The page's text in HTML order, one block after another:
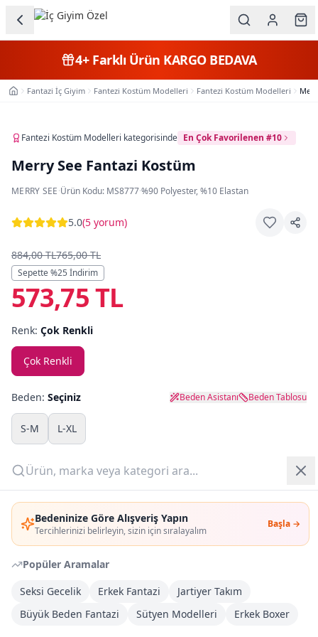
Ana içeriğe geç
Bedeninize Göre Alışveriş Yapın
Tercihlerinizi belirleyin, sizin için sıralayalım
Başla →
Popüler Aramalar
Seksi Gecelik
Erkek Fantazi
Jartiyer Takım
Büyük Beden Fantazi
Sütyen Modelleri Erkek Boxer
Kategorileri
Erkek
Çocuk
Fantazi
Büyük
Markalar
Yazlık Pijama
Kampanyalar
Yeni Gelenler
OUTLET
Giriş Yap
Üye Ol
4+Farklı Ürün KARGO BEDAVA
Ana SayfaFantazi İç Giyim Fantezi Kostüm Modelleri Fantezi Kostüm Modelleri
Fantezi Kostüm Modelleri kategorisinde En Çok Favorilenen #10
Merry See Fantazi Kostüm
MERRY SEE·Ürün Kodu: MS8777·%90 Polyester, %10 Elastan
5.0(5 yorum)
884,00 TL765,00 TL
Sepette %25 İndirim
573,75 TL
Renk: Çok Renkli
Çok Renkli
Beden: Seçiniz Beden Asistanı Beden Tablosu
S-M L-XL
Adet:
Sepete Ekle
Şimdi Al
DHL Kargoya Teslim
1-3 İş Günü